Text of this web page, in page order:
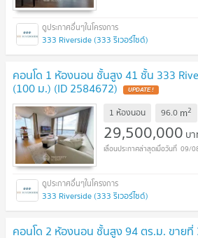
333 Riverside (333 ริเวอร์ไซด์)
คอนโด 1 ห้องนอน ชั้นสูง 41 ชั้น 333
(100 ม.) (ID 2584672) UPDATE !
1 ห้องนอน 96.0 m2
29,500,000 บ
09/
333 Riverside (333 ริเวอร์ไซด์)
คอนโด 2 ห้องนอน ชั้นสูง 94 ตร.ม. ขายที่